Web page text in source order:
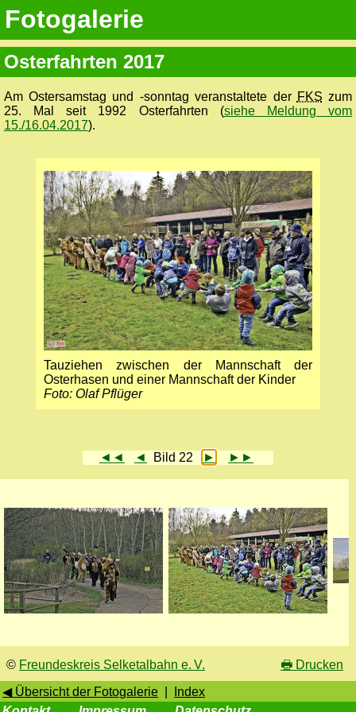
Fotogalerie
Osterfahrten 2017
Am Ostersamstag und -sonntag veranstaltete der FKS zum
25. Mal seit 1992 Osterfahrten (siehe Meldung vom
15./16.04.2017).
Tauziehen zwischen der Mannschaft der
Osterhasen und einer Mannschaft der Kinder
Foto: Olaf Pflüger
◄◄ ◄ Bild 22 ► ►►
© Freundeskreis Selketalbahn e. V. 🖶 Drucken
◀ Übersicht der Fotogalerie
Index